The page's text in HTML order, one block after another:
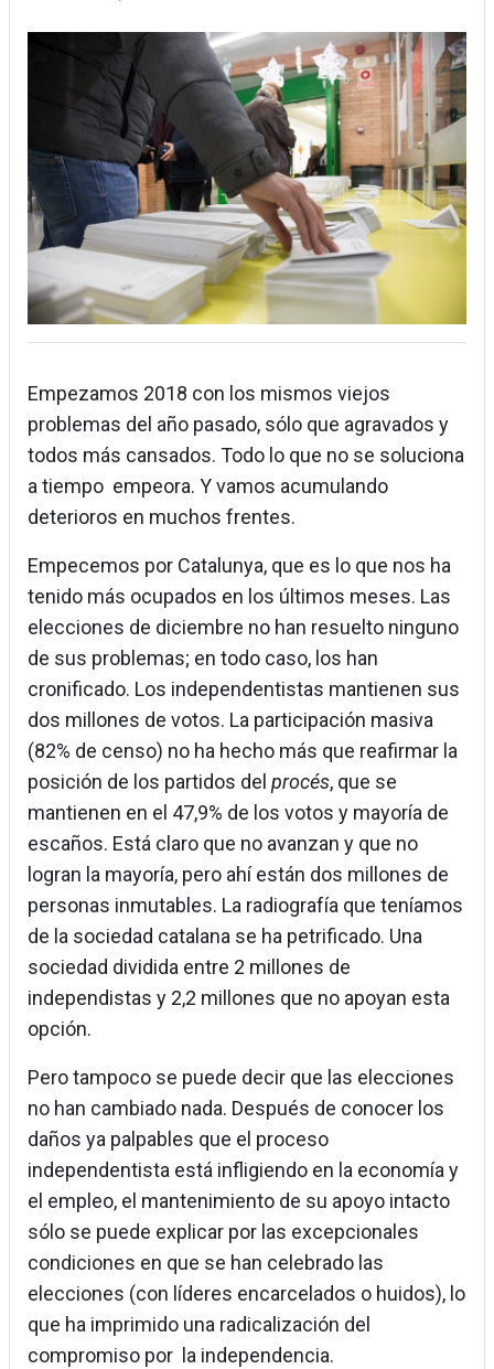
Empezamos 2018 con los mismos viejos
problemas del año pasado, sólo que agravados y
todos más cansados. Todo lo que no se soluciona
a tiempo empeora. Y vamos acumulando
deterioros en muchos frentes.
Empecemos por Catalunya, que es lo que nos ha
tenido más ocupados en los últimos meses. Las
elecciones de diciembre no han resuelto ninguno
de sus problemas; en todo caso, los han
cronificado. Los independentistas mantienen sus
dos millones de votos. La participación masiva
(82% de censo) no ha hecho más que reafirmar la
posición de los partidos del procés, que se
mantienen en el 47,9% de los votos y mayoría de
escaños. Está claro que no avanzan y que no
logran la mayoría, pero ahí están dos millones de
personas inmutables. La radiografía que teníamos
de la sociedad catalana se ha petrificado. Una
sociedad dividida entre 2 millones de
independistas y 2,2 millones que no apoyan esta
opción.
Pero tampoco se puede decir que las elecciones
no han cambiado nada. Después de conocer los
daños ya palpables que el proceso
independentista está infligiendo en la economía y
el empleo, el mantenimiento de su apoyo intacto
sólo se puede explicar por las excepcionales
condiciones en que se han celebrado las
elecciones (con líderes encarcelados o huidos), lo
que ha imprimido una radicalización del
compromiso por la independencia.